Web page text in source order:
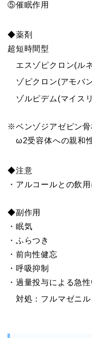
⑤催眠作用
◆薬剤
超短時間型
エスゾピクロン(ル
ゾピクロン(アモバ
ゾルピデム(マイス
※ベンゾジアゼピン骨
ω2受容体への親和
◆注意
・アルコールとの飲
◆副作用
・眠気
・ふらつき
・前向性健忘
・呼吸抑制
・過量投与による急
対処：フルマゼニル